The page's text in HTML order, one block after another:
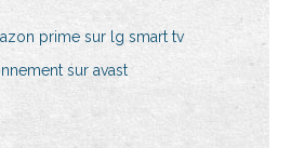
prime sur lg smart tv
sur avast